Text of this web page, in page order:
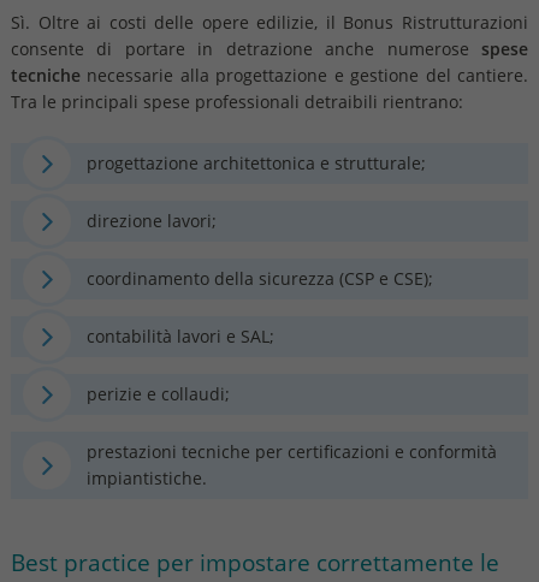
Sì. Oltre ai costi delle opere edilizie, il Bonus Ristrutturazioni
consente di portare in detrazione anche numerose spese
tecniche necessarie alla progettazione e gestione del cantiere.
Tra le principali spese professionali detraibili rientrano:
progettazione architettonica e strutturale;
direzione lavori;
coordinamento della sicurezza (CSP e CSE);
contabilità lavori e SAL;
perizie e collaudi;
prestazioni tecniche per certificazioni e conformità
impiantistiche.
Best practice per impostare correttamente le